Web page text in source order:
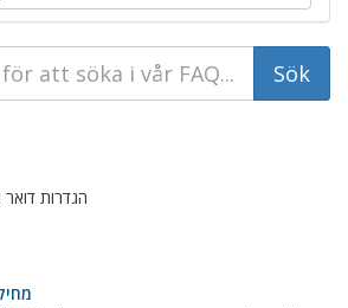
הגדרות